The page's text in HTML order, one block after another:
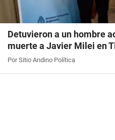
Detuvieron a un hombre
muerte a Javier Milei en
Por Sitio Andino Política